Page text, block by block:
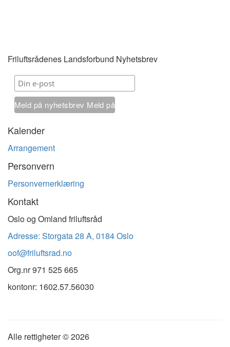
Friluftsrådenes Landsforbund Nyhetsbrev
Meld på nyhetsbrev Meld på
Kalender
Arrangement
Personvern
Personvernerklæring
Kontakt
Oslo og Omland friluftsråd
Adresse: Storgata 28 A, 0184 Oslo
oof@friluftsrad.no
Org.nr971 525 665
kontonr: 1602.57.56030
Alle rettigheter ©2026